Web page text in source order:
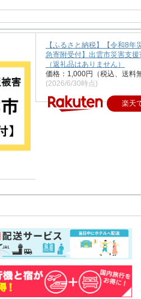
【ふるさと納税】【令和8年
急寄附受付】出雲市災害支援
（返礼品はありません）
価格：1,000円（税込、送料
(2026/6/30時点)
楽天